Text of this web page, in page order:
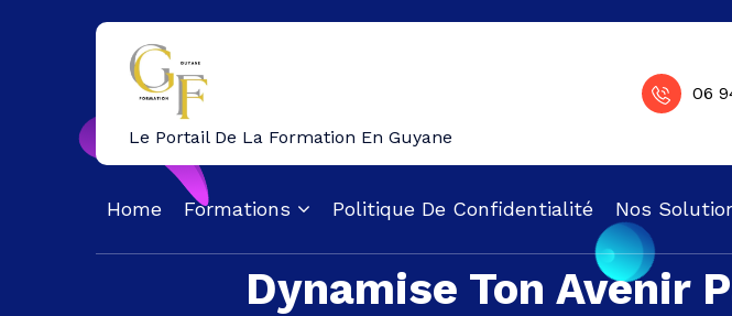
Le Portail De La Formation En Guyane
06
Home Formations Politique De Confidentialité Nos
Dynamise Ton Avenir